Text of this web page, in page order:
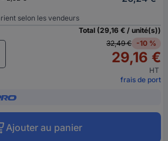
selon les vendeurs
Total (29,16 € / unité(s))
32,49 € -10 %
29,16 €
HT
frais de port
Ajouter au panier